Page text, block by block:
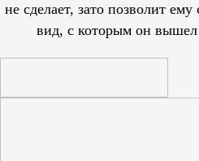
не сделает, зато позволит ему
вид, с которым он вышел